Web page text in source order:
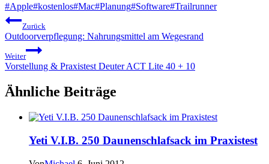
Schlagworte:
#Apple#kostenlos#Mac#Planung#Software#Trailrunner
Beitragsnavigation
Zurück
Outdoorverpflegung: Nahrungsmittel am Wegesrand
Weiter
Vorstellung & Praxistest Deuter ACT Lite 40 + 10
Ähnliche Beiträge
Yeti V.I.B. 250 Daunenschlafsack im Praxistest